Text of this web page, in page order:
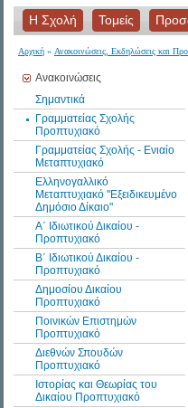
Η Σχολή Τομείς
Αρχική » Ανακοινώσεις, Εκδηλώσεις και
Ανακοινώσεις
Σημαντικά
Γραμματείας Σχολής
Προπτυχιακό
Γραμματείας Σχολής - Ενιαίο
Μεταπτυχιακό
Ελληνογαλλικό
Μεταπτυχιακό "Εξειδικευμένο
Δημόσιο Δίκαιο"
Α΄ Ιδιωτικού Δικαίου -
Προπτυχιακό
Β΄ Ιδιωτικού Δικαίου -
Προπτυχιακό
Δημοσίου Δικαίου
Προπτυχιακό
Ποινικών Επιστημών
Προπτυχιακό
Διεθνών Σπουδών
Προπτυχιακό
Ιστορίας και Θεωρίας του
Δικαίου Προπτυχιακό